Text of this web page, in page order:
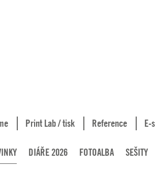
Print Lab / tisk Reference E-
DIÁŘE 2026 FOTOALBA SEŠITY